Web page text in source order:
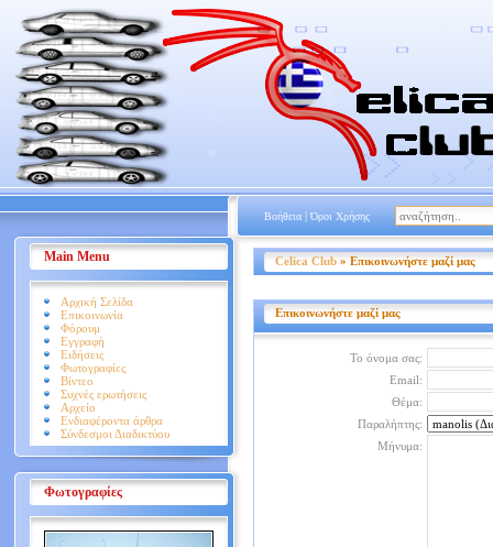
Main Menu
Αρχική Σελίδα
Επικοινωνία
Φόρουμ
Εγγραφή
Ειδήσεις
Φωτογραφίες
Βίντεο
Συχνές ερωτήσεις
Αρχείο
Ενδιαφέροντα άρθρα
Σύνδεσμοι Διαδικτύου
Φωτογραφίες
Βοήθεια | Όροι Χρήσης
Celica Club » Επικοινωνήστε μαζί μας
Επικοινωνήστε μαζί μας
Το όνομα σας:
Email:
Θέμα:
Παραλήπτης:
Μήνυμα: